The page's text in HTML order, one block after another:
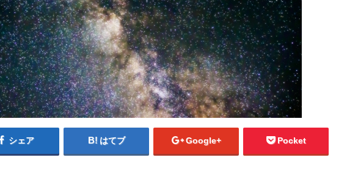
シェア はてブ Google+ Pocket